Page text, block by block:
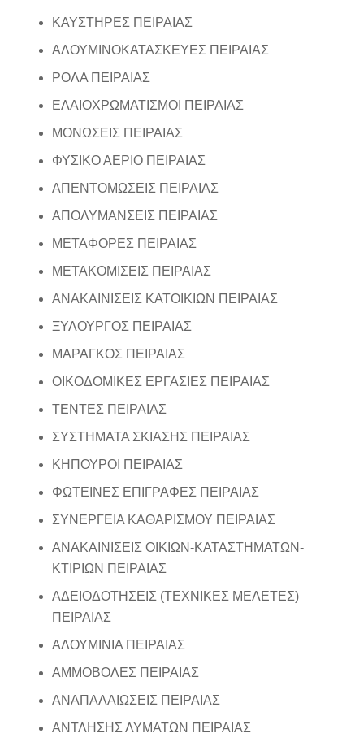
ΚΑΥΣΤΗΡΕΣ ΠΕΙΡΑΙΑΣ
ΑΛΟΥΜΙΝΟΚΑΤΑΣΚΕΥΕΣ ΠΕΙΡΑΙΑΣ
ΡΟΛΑ ΠΕΙΡΑΙΑΣ
ΕΛΑΙΟΧΡΩΜΑΤΙΣΜΟΙ ΠΕΙΡΑΙΑΣ
ΜΟΝΩΣΕΙΣ ΠΕΙΡΑΙΑΣ
ΦΥΣΙΚΟ ΑΕΡΙΟ ΠΕΙΡΑΙΑΣ
ΑΠΕΝΤΟΜΩΣΕΙΣ ΠΕΙΡΑΙΑΣ
ΑΠΟΛΥΜΑΝΣΕΙΣ ΠΕΙΡΑΙΑΣ
ΜΕΤΑΦΟΡΕΣ ΠΕΙΡΑΙΑΣ
ΜΕΤΑΚΟΜΙΣΕΙΣ ΠΕΙΡΑΙΑΣ
ΑΝΑΚΑΙΝΙΣΕΙΣ ΚΑΤΟΙΚΙΩΝ ΠΕΙΡΑΙΑΣ
ΞΥΛΟΥΡΓΟΣ ΠΕΙΡΑΙΑΣ
ΜΑΡΑΓΚΟΣ ΠΕΙΡΑΙΑΣ
ΟΙΚΟΔΟΜΙΚΕΣ ΕΡΓΑΣΙΕΣ ΠΕΙΡΑΙΑΣ
ΤΕΝΤΕΣ ΠΕΙΡΑΙΑΣ
ΣΥΣΤΗΜΑΤΑ ΣΚΙΑΣΗΣ ΠΕΙΡΑΙΑΣ
ΚΗΠΟΥΡΟΙ ΠΕΙΡΑΙΑΣ
ΦΩΤΕΙΝΕΣ ΕΠΙΓΡΑΦΕΣ ΠΕΙΡΑΙΑΣ
ΣΥΝΕΡΓΕΙΑ ΚΑΘΑΡΙΣΜΟΥ ΠΕΙΡΑΙΑΣ
ΑΝΑΚΑΙΝΙΣΕΙΣ ΟΙΚΙΩΝ-ΚΑΤΑΣΤΗΜΑΤΩΝ-
ΚΤΙΡΙΩΝ ΠΕΙΡΑΙΑΣ
ΑΔΕΙΟΔΟΤΗΣΕΙΣ (ΤΕΧΝΙΚΕΣ ΜΕΛΕΤΕΣ)
ΠΕΙΡΑΙΑΣ
ΑΛΟΥΜΙΝΙΑ ΠΕΙΡΑΙΑΣ
ΑΜΜΟΒΟΛΕΣ ΠΕΙΡΑΙΑΣ
ΑΝΑΠΑΛΑΙΩΣΕΙΣ ΠΕΙΡΑΙΑΣ
ΑΝΤΛΗΣΗΣ ΛΥΜΑΤΩΝ ΠΕΙΡΑΙΑΣ